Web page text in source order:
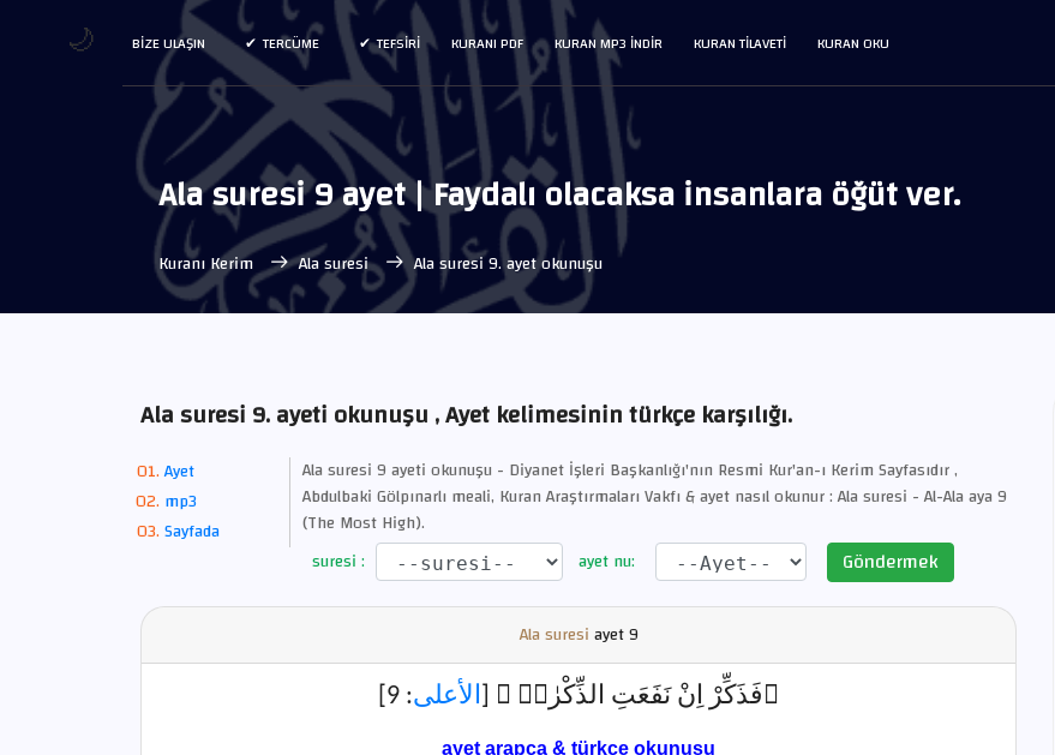
KURAN OKU
KURAN TILAVETI
KURAN MP3 INDIR
KURANI PDF
TEFSIRI
TERCÜME
BIZE ULAŞIN
Ala suresi 9 ayet | Faydalı olacaksa insanlara öğüt ver.
Kuranı Kerim Ala suresi Ala suresi 9. ayet okunuşu
Ala suresi 9. ayeti okunuşu , Ayet kelimesinin türkçe karşılığı.
Ayet
mp3
Sayfada
Ala suresi 9 ayeti okunuşu - Diyanet İşleri Başkanlığı'nın Resmi Kur'an-ı Kerim Sayfasıdır ,
Abdulbaki Gölpınarlı meali, Kuran Araştırmaları Vakfı & ayet nasıl okunur : Ala suresi - Al-Ala aya 9
(The Most High).
suresi :
ayet nu: Göndermek
Ala suresiayet9
﴿فَذَكِّرْ اِنْ نَفَعَتِ الذِّكْرٰىۜ ﴾ [ الأعلى: 9]
ayet arapça & türkçe okunuşu
🌙